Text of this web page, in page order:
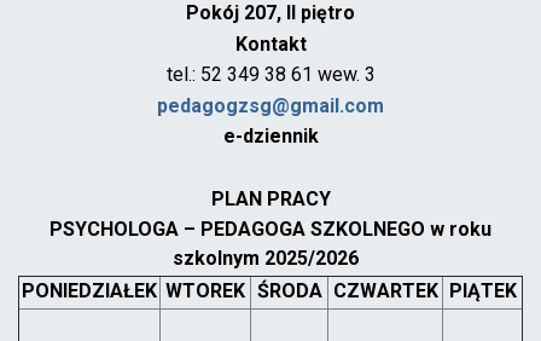
Pokój 207, II piętro
Kontakt
tel.: 52 349 38 61 wew. 3
pedagogzsg@gmail.com
e-dziennik
PLAN PRACY
PSYCHOLOGA – PEDAGOGA SZKOLNEGO w roku
szkolnym 2025/2026
PONIEDZIAŁEK WTOREK ŚRODA CZWARTEK PIĄTEK